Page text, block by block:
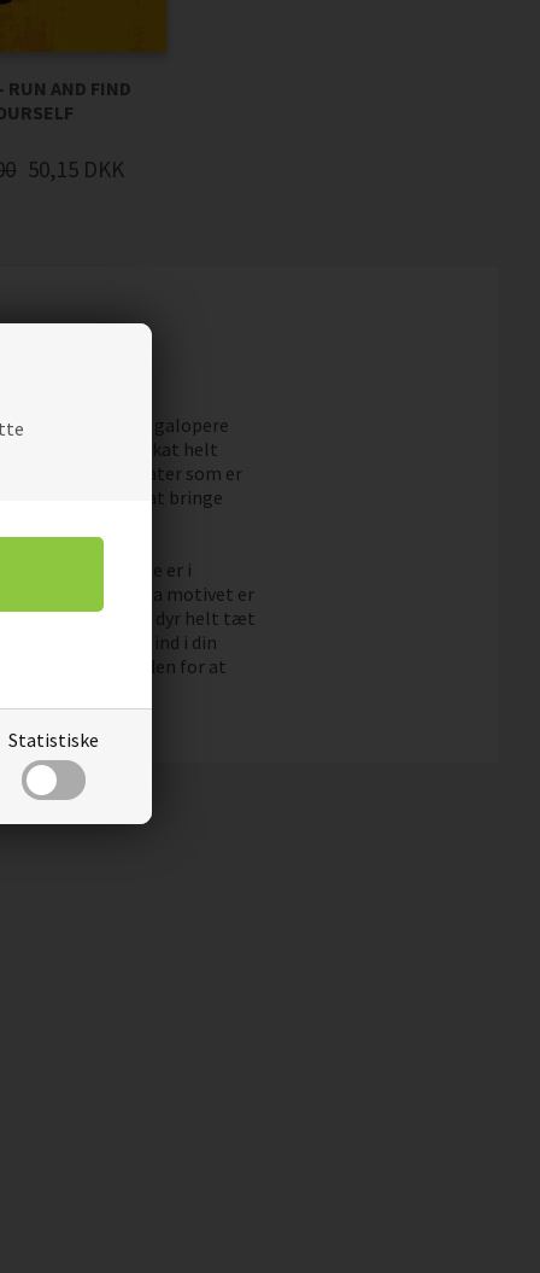
Statistiske
RUN AND FIND
50,15 DKK
hvid. De to heste galopere
Så er denne plakat helt
dyrefotos - plakater som er
muligheden for at bringe
2 smukke heste er i
blæser i vinden. Da motivet er
de smukke dyr helt tæt
garanti passe ind i din
du har muligheden for at